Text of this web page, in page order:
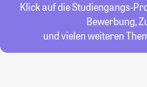
Klick auf die Studiengangs-
Bewerbung,
und vielen weiteren